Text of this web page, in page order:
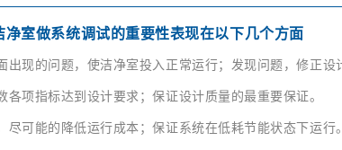
净室做系统调试的重要性表现在以下几个方面
的问题，使洁净室投入正常运行；发现问题，修正设
指标达到设计要求；保证设计质量的最重要保证。
能的降低运行成本；保证系统在低耗节能状态下运行。